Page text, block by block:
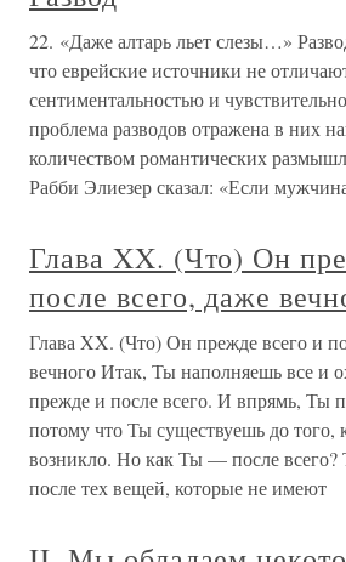
22. «Даже алтарь льет слезы…»
что еврейские источники не
сентиментальностью и
проблема разводов отражена в них
количеством романтических
Рабби Элиезер сказал: «Если
Глава XX. (Что) Он
после всего, даже
Глава XX. (Что) Он прежде всего и
вечного Итак, Ты наполняешь все и
прежде и после всего. И впрямь, Ты
потому что Ты существуешь до того,
возникло. Но как Ты — после всего?
после тех вещей, которые не имеют